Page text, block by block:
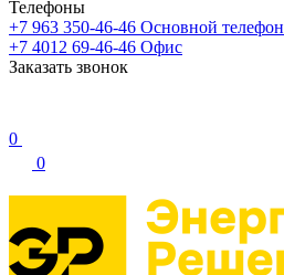
Телефоны
+7 963 350-46-46 Основной телефон
+7 4012 69-46-46 Офис
Заказать звонок
0
0